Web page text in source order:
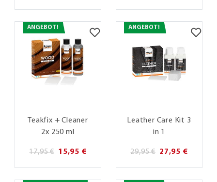
ANGEBOT!
Teakfix + Cleaner
2x 250 ml
17,95 € 15,95 €
ANGEBOT!
Leather Care Kit 3
in 1
29,95 € 27,95 €